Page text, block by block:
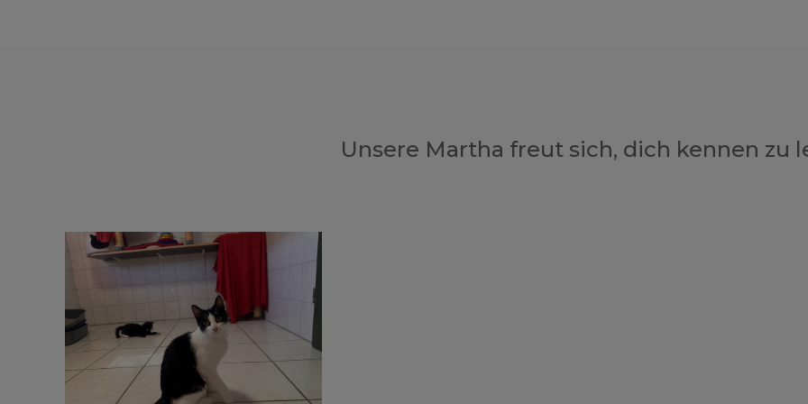
Unsere Martha freut sich, dich kennen zu